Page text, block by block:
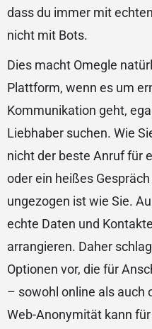
dass du immer mit
nicht mit Bots.
Dies macht Omegle
Plattform, wenn es um
Kommunikation geht,
Liebhaber suchen. Wie
nicht der beste Anruf für
oder ein heißes
ungezogen ist wie Sie.
echte Daten und
arrangieren. Daher
Optionen vor, die für
– sowohl online als auch
Web-Anonymität kann